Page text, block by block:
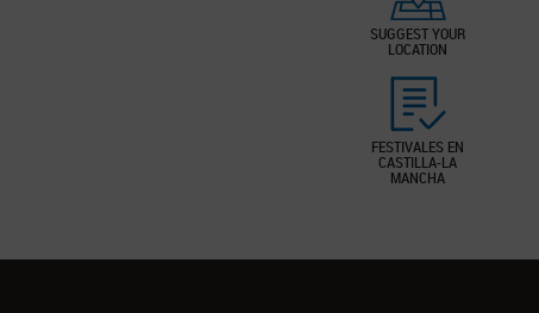
SUGGEST YOUR
LOCATION
FESTIVALES EN
CASTILLA-LA
MANCHA